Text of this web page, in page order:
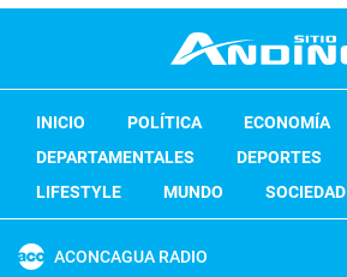
INICIO POLÍTICA ECONOMÍA
DEPARTAMENTALES
DEPORTES
LIFESTYLE
MUNDO SOCIEDAD
ACONCAGUA RADIO